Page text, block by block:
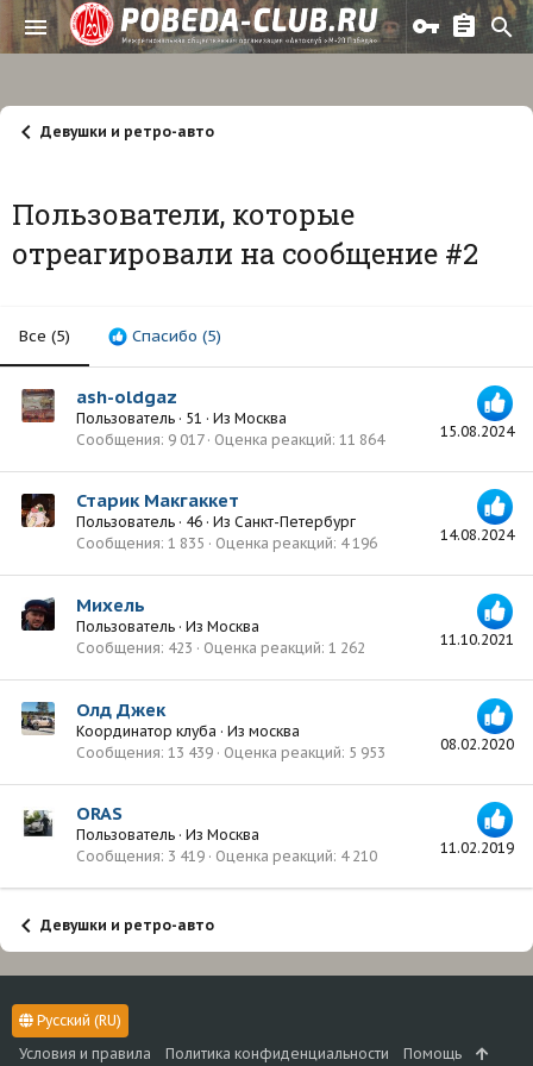
Девушки и ретро-авто
Пользователи, которые
отреагировали на сообщение #2
Все (5) Спасибо (5)
15.08.2024
ash-oldgaz
Пользователь · 51 · Из Москва
Сообщения 9 017 Оценка реакций 11 864
14.08.2024
Старик Макгаккет
Пользователь · 46 · Из Санкт-Петербург
Сообщения 1 835 Оценка реакций 4 196
11.10.2021
Михель
Пользователь · Из Москва
Сообщения 423 Оценка реакций 1 262
08.02.2020
Олд Джек
Координатор клуба · Из москва
Сообщения 13 439 Оценка реакций 5 953
11.02.2019
ORAS
Пользователь · Из Москва
Сообщения 3 419 Оценка реакций 4 210
Девушки и ретро-авто
Русский (RU)
Условия и правила
Политика конфиденциальности Помощь